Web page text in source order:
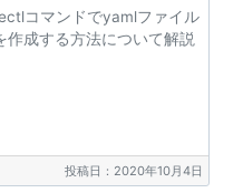
コマンドでyamlファイル
成する方法について解説
投稿日：2020年10月4日